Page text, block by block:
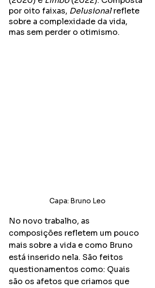
por oito faixas, Delusional reflete
sobre a complexidade da vida,
mas sem perder o otimismo.
Capa: Bruno Leo
No novo trabalho, as
composições refletem um pouco
mais sobre a vida e como Bruno
está inserido nela. São feitos
questionamentos como: Quais
são os afetos que criamos que